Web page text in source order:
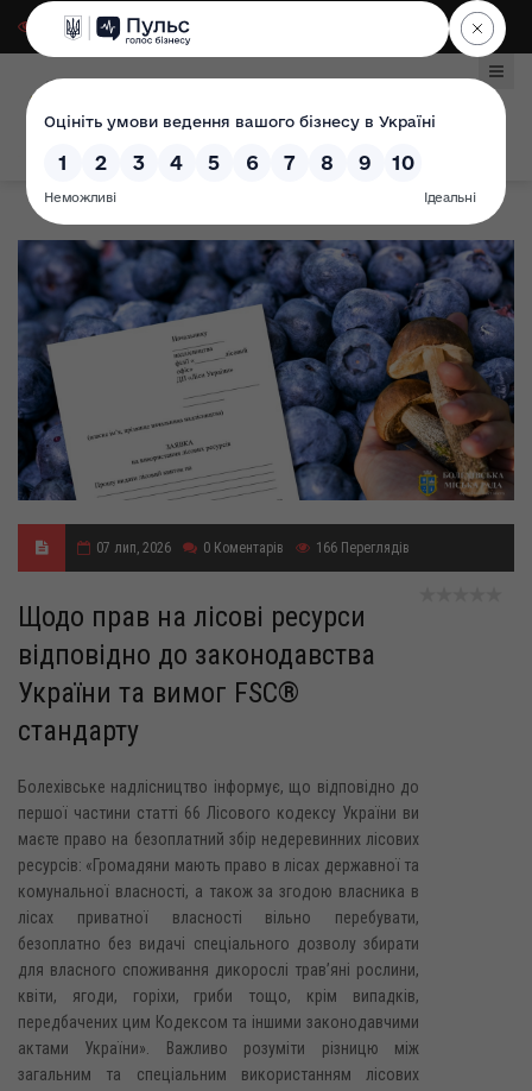
Для слабозорих|
07 лип, 2026 0 Коментарів 166 Переглядів
Щодо прав на лісові ресурси
відповідно до законодавства
України та вимог FSC®
стандарту
Болехівське надлісництво інформує, що відповідно до
першої частини статті 66 Лісового кодексу України ви
маєте право на безоплатний збір недеревинних лісових
ресурсів: «Громадяни мають право в лісах державної та
комунальної власності, а також за згодою власника в
лісах приватної власності вільно перебувати,
безоплатно без видачі спеціального дозволу збирати
для власного споживання дикорослі трав’яні рослини,
квіти, ягоди, горіхи, гриби тощо, крім випадків,
передбачених цим Кодексом та іншими законодавчими
актами України». Важливо розуміти різницю між
загальним та спеціальним використанням лісових